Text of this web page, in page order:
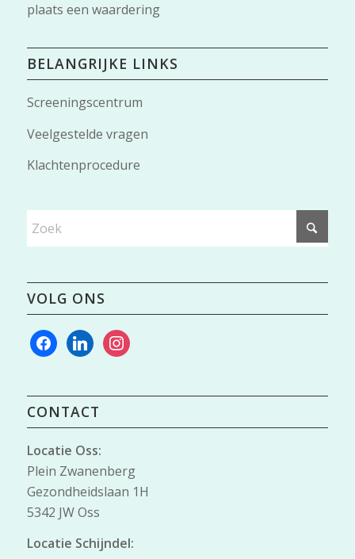
plaats een waardering
BELANGRIJKE LINKS
Screeningscentrum
Veelgestelde vragen
Klachtenprocedure
VOLG ONS
facebooklinkedininstagram
CONTACT
Locatie Oss:
Plein Zwanenberg
Gezondheidslaan 1H
5342 JW Oss
Locatie Schijndel: